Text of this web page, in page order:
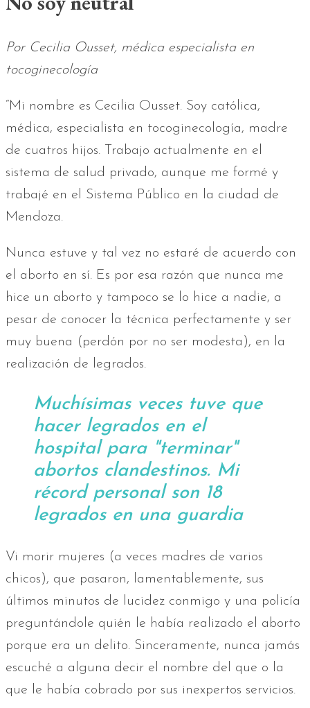
Por Cecilia Ousset, médica especialista en
tocoginecología
“Mi nombre es Cecilia Ousset. Soy católica,
médica, especialista en tocoginecología, madre
de cuatros hijos. Trabajo actualmente en el
sistema de salud privado, aunque me formé y
trabajé en el Sistema Público en la ciudad de
Mendoza.
Nunca estuve y tal vez no estaré de acuerdo con
el aborto en sí. Es por esa razón que nunca me
hice un aborto y tampoco se lo hice a nadie, a
pesar de conocer la técnica perfectamente y ser
muy buena (perdón por no ser modesta), en la
realización de legrados.
Muchísimas veces tuve que
hacer legrados en el
hospital para "terminar"
abortos clandestinos. Mi
récord personal son 18
legrados en una guardia
Vi morir mujeres (a veces madres de varios
chicos), que pasaron, lamentablemente, sus
últimos minutos de lucidez conmigo y una policía
preguntándole quién le había realizado el aborto
porque era un delito. Sinceramente, nunca jamás
escuché a alguna decir el nombre del que o la
que le había cobrado por sus inexpertos servicios.